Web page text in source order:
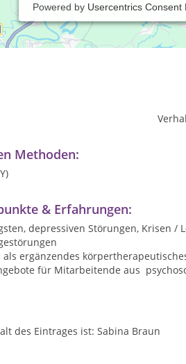
Powered by Usercentrics
Methoden:
& Erfahrungen:
depressiven Störungen, Krisen /
als ergänzendes
für Mitarbeitende aus
des Eintrages ist: Sabina Braun